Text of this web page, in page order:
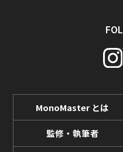
MonoMaster とは
監修・執筆者